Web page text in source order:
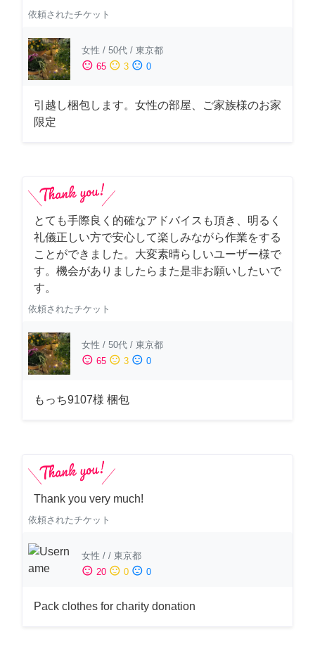
依頼されたチケット
女性 / 50代 / 東京都
sentiment_satisfied 65 sentiment_neutral 3 sentiment_dissatisfied 0
引越し梱包します。女性の部屋、ご家族様のお家
限定
とても手際良く的確なアドバイスも頂き、明るく
礼儀正しい方で安心して楽しみながら作業をする
ことができました。大変素晴らしいユーザー様で
す。機会がありましたらまた是非お願いしたいで
す。
依頼されたチケット
女性 / 50代 / 東京都
sentiment_satisfied 65 sentiment_neutral 3 sentiment_dissatisfied 0
もっち9107様 梱包
Thank you very much!
依頼されたチケット
女性 / / 東京都
sentiment_satisfied 20 sentiment_neutral 0 sentiment_dissatisfied 0
Pack clothes for charity donation